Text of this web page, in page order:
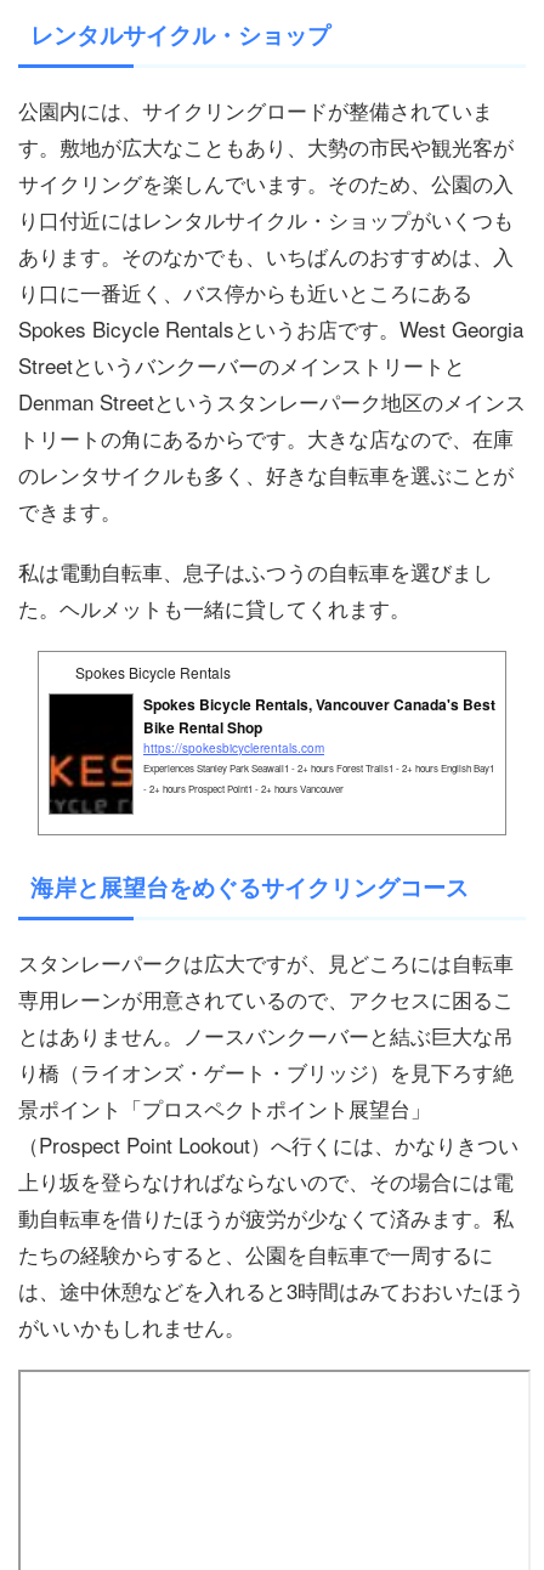
レンタルサイクル・ショップ
公園内には、サイクリングロードが整備されていま
す。敷地が広大なこともあり、大勢の市民や観光客が
サイクリングを楽しんでいます。そのため、公園の入
り口付近にはレンタルサイクル・ショップがいくつも
あります。そのなかでも、いちばんのおすすめは、入
り口に一番近く、バス停からも近いところにある
Spokes Bicycle Rentalsというお店です。West Georgia
Streetというバンクーバーのメインストリートと
Denman Streetというスタンレーパーク地区のメインス
トリートの角にあるからです。大きな店なので、在庫
のレンタサイクルも多く、好きな自転車を選ぶことが
できます。
私は電動自転車、息子はふつうの自転車を選びまし
た。ヘルメットも一緒に貸してくれます。
Spokes Bicycle Rentals
Spokes Bicycle Rentals, Vancouver Canada's Best
Bike Rental Shop
https://spokesbicyclerentals.com
Experiences Stanley Park Seawall1 - 2+ hours Forest Trails1 - 2+ hours English Bay1
- 2+ hours Prospect Point1 - 2+ hours Vancouver
海岸と展望台をめぐるサイクリングコース
スタンレーパークは広大ですが、見どころには自転車
専用レーンが用意されているので、アクセスに困るこ
とはありません。ノースバンクーバーと結ぶ巨大な吊
り橋（ライオンズ・ゲート・ブリッジ）を見下ろす絶
景ポイント「プロスペクトポイント展望台」
（Prospect Point Lookout）へ行くには、かなりきつい
上り坂を登らなければならないので、その場合には電
動自転車を借りたほうが疲労が少なくて済みます。私
たちの経験からすると、公園を自転車で一周するに
は、途中休憩などを入れると3時間はみておおいたほう
がいいかもしれません。